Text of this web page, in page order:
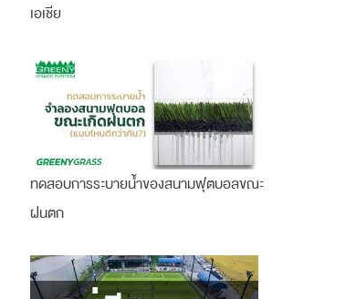
เอเชีย
ทดสอบการระบายน้ำของสนามฟุตบอลขณะ
ฝนตก